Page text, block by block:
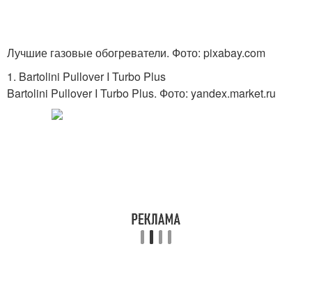
Лучшие газовые обогреватели. Фото: pixabay.com
1. Bartolini Pullover I Turbo Plus
Bartolini Pullover I Turbo Plus. Фото: yandex.market.ru